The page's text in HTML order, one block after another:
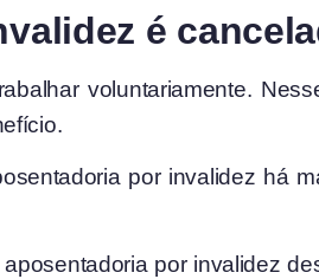
é
voluntariamente.
por invalidez há
por invalidez